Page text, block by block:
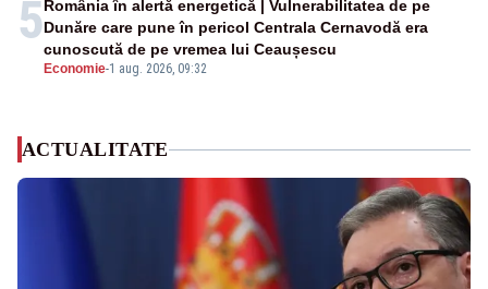
5
Economie-1 aug. 2026, 09:32
România în alertă energetică | Vulnerabilitatea de pe
Dunăre care pune în pericol Centrala Cernavodă era
cunoscută de pe vremea lui Ceaușescu
ACTUALITATE